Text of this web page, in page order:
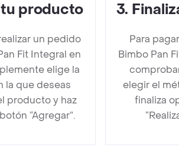
producto
un pedido
Fit Integral en
elige la
la que deseas
producto y haz
“Agregar”.
3.
Para
Bimbo Pan
elegir el
finaliza